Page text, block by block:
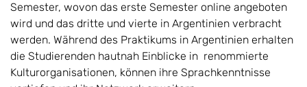
Semester, wovon das erste Semester online angeboten
wird und das dritte und vierte in Argentinien verbracht
werden. Während des Praktikums in Argentinien erhalten
die Studierenden hautnah Einblicke in renommierte
Kulturorganisationen, können ihre Sprachkenntnisse